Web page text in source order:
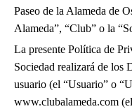
Paseo de la Alameda de
Alameda”, “Club” o la
La presente Política de
Sociedad realizará de los
usuario (el “Usuario” o
www.clubalameda.com